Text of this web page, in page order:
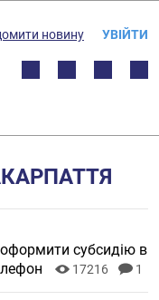
новину УВІЙТИ
субсидію в
17216 1